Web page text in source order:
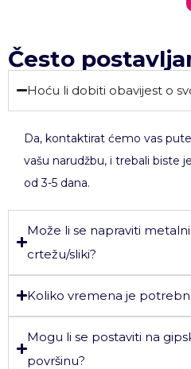
Često
Hoću li dobiti obavijest o
Da, kontaktirat ćemo vas
vašu narudžbu, i trebali biste
od 3-5 dana.
Može li se napraviti
crtežu/sliki?
Koliko vremena je
Mogu li se postaviti na
površinu?